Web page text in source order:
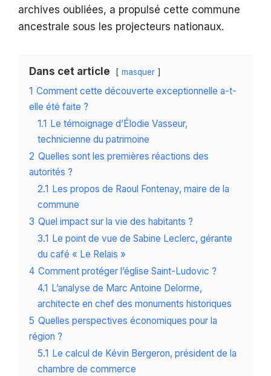
archives oubliées, a propulsé cette commune
ancestrale sous les projecteurs nationaux.
Dans cet article masquer
1 Comment cette découverte exceptionnelle a-t-
elle été faite ?
1.1 Le témoignage d’Élodie Vasseur,
technicienne du patrimoine
2 Quelles sont les premières réactions des
autorités ?
2.1 Les propos de Raoul Fontenay, maire de la
commune
3 Quel impact sur la vie des habitants ?
3.1 Le point de vue de Sabine Leclerc, gérante
du café « Le Relais »
4 Comment protéger l’église Saint-Ludovic ?
4.1 L’analyse de Marc Antoine Delorme,
architecte en chef des monuments historiques
5 Quelles perspectives économiques pour la
région ?
5.1 Le calcul de Kévin Bergeron, président de la
chambre de commerce